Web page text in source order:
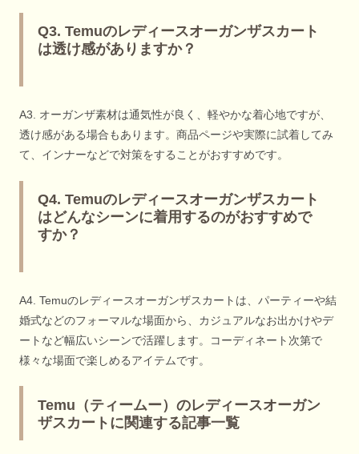
Q3. Temuのレディースオーガンザスカート
は透け感がありますか？
A3. オーガンザ素材は通気性が良く、軽やかな着心地ですが、
透け感がある場合もあります。商品ページや実際に試着してみ
て、インナーなどで対策をすることがおすすめです。
Q4. Temuのレディースオーガンザスカート
はどんなシーンに着用するのがおすすめで
すか？
A4. Temuのレディースオーガンザスカートは、パーティーや結
婚式などのフォーマルな場面から、カジュアルなお出かけやデ
ートなど幅広いシーンで活躍します。コーディネート次第で
様々な場面で楽しめるアイテムです。
Temu（ティームー）のレディースオーガン
ザスカートに関連する記事一覧